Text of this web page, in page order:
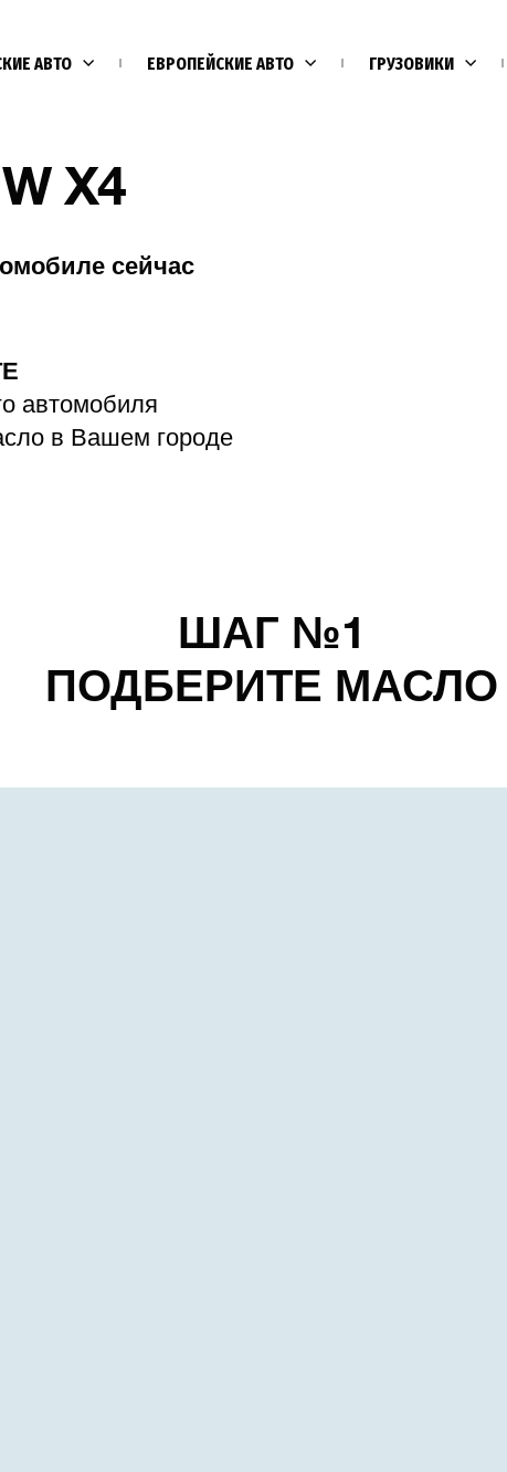
АВТО ЕВРОПЕЙСКИЕ АВТО ГРУЗОВИКИ
X4
сейчас
автомобиля
в Вашем городе
ШАГ №1
ПОДБЕРИТЕ МАСЛО